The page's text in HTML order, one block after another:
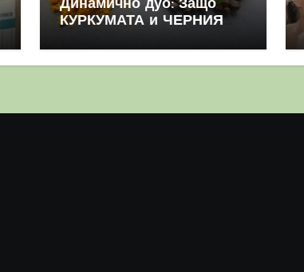
Динамично дуо: Защо
КУРКУМАТА и ЧЕРНИЯ
комбинация